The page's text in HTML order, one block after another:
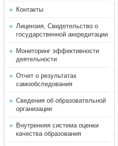
Контакты
Лицензия, Свидетельство о
государственной аккредитации
Мониторинг эффективности
деятельности
Отчет о результатах
самообследования
Сведения об образовательной
организации
Внутренняя система оценки
качества образования